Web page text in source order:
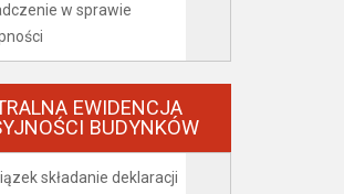
w sprawie
EWIDENCJA
BUDYNKÓW
składanie deklaracji